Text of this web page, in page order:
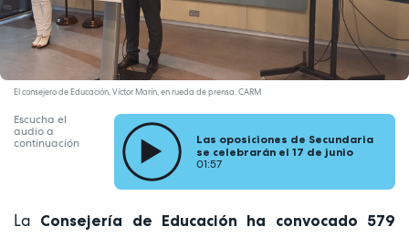
El consejero de Educación, Víctor Marín, en rueda de prensa. CARM
Escucha el
audio a
continuación
Las oposiciones de Secundaria
se celebrarán el 17 de junio
01:57
La Consejería de Educación ha convocado 579